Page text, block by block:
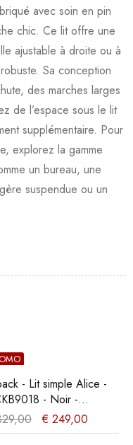
avec soin en pin
chic. Ce lit offre une
ajustable à droite ou à
Sa conception
des marches larges
de l’espace sous le lit
supplémentaire. Pour
explorez la gamme
un bureau, une
suspendue ou un
- Lit simple Alice -
- Noir -
€ 249,00